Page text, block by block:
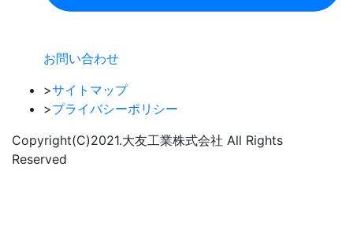
お問い合わせ
>サイトマップ
>プライバシーポリシー
Copyright(C)2021.⼤友⼯業株式会社 All Rights
Reserved